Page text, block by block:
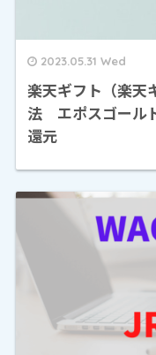
2023.05.31 Wed
楽天ギフト（楽天
法 エポスゴール
還元